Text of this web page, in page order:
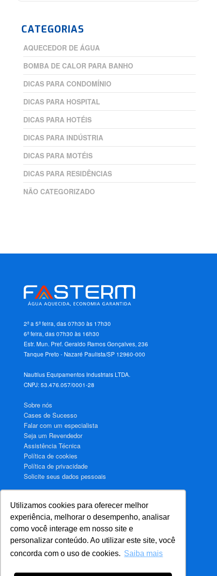
Utilizamos cookies para oferecer melhor
experiência, melhorar o desempenho, analisar
como você interage em nosso site e
personalizar conteúdo. Ao utilizar este site, você
concorda com o uso de cookies. Saiba mais
CATEGORIAS
AQUECEDOR DE ÁGUA
BOMBA DE CALOR PARA BANHO
DICAS PARA CONDOMÍNIO
DICAS PARA HOSPITAL
DICAS PARA HOTÉIS
DICAS PARA INDÚSTRIA
DICAS PARA MOTÉIS
DICAS PARA RESIDÊNCIAS
NÃO CATEGORIZADO
2ª a 5ª feira, das 07h30 às 17h30
6ª feira, das 07h30 às 16h30
Estr. Mun. Pref. Geraldo Ramos Gonçalves, 236
Tanque Preto - Nazaré Paulista/SP 12960-000
Nautilus Equipamentos Industriais LTDA.
CNPJ: 53.476.057/0001-28
Sobre nós
Cases de Sucesso
Falar com um especialista
Seja um Revendedor
Assistência Técnica
Política de cookies
Política de privacidade
Solicite seus dados pessoais
Aquecimento de água para Hotéis
Aquecimento de água para Motéis
Aquecimento de água para Hospitais
Aquecimento de água para Condomínios